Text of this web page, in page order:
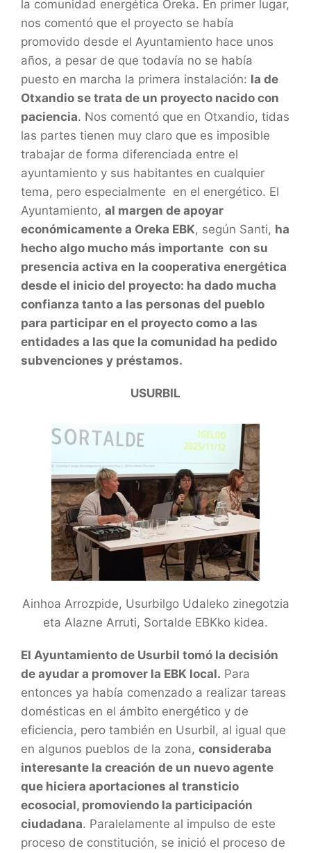
la comunidad energética Oreka. En primer lugar,
nos comentó que el proyecto se había
promovido desde el Ayuntamiento hace unos
años, a pesar de que todavía no se había
puesto en marcha la primera instalación: la de
Otxandio se trata de un proyecto nacido con
paciencia. Nos comentó que en Otxandio, tidas
las partes tienen muy claro que es imposible
trabajar de forma diferenciada entre el
ayuntamiento y sus habitantes en cualquier
tema, pero especialmente en el energético. El
Ayuntamiento, al margen de apoyar
económicamente a Oreka EBK, según Santi, ha
hecho algo mucho más importante con su
presencia activa en la cooperativa energética
desde el inicio del proyecto: ha dado mucha
confianza tanto a las personas del pueblo
para participar en el proyecto como a las
entidades a las que la comunidad ha pedido
subvenciones y préstamos.
USURBIL
Ainhoa Arrozpide, Usurbilgo Udaleko zinegotzia
eta Alazne Arruti, Sortalde EBKko kidea.
El Ayuntamiento de Usurbil tomó la decisión
de ayudar a promover la EBK local. Para
entonces ya había comenzado a realizar tareas
domésticas en el ámbito energético y de
eficiencia, pero también en Usurbil, al igual que
en algunos pueblos de la zona, consideraba
interesante la creación de un nuevo agente
que hiciera aportaciones al transticio
ecosocial, promoviendo la participación
ciudadana. Paralelamente al impulso de este
proceso de constitución, se inició el proceso de